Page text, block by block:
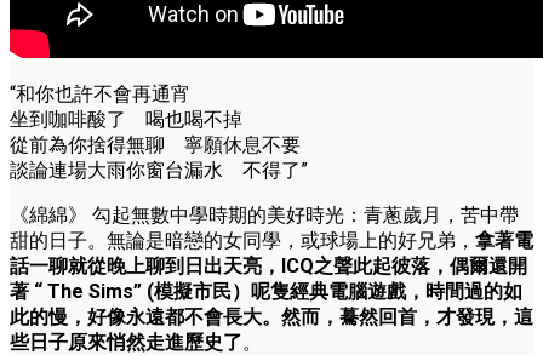
“和你也許不會再通宵
坐到咖啡酸了 喝也喝不掉
從前為你捨得無聊 寧願休息不要
談論連場大雨你窗台漏水 不得了”
《綿綿》 勾起無數中學時期的美好時光：青蔥歲月，苦中帶
甜的日子。無論是暗戀的女同學，或球場上的好兄弟， 拿著電
話一聊就從晚上聊到日出天亮，ICQ之聲此起彼落，偶爾還開
著 “ The Sims” (模擬市民）呢隻經典電腦遊戲，時間過的如
此的慢，好像永遠都不會長大。然而，驀然回首，才發現，這
些日子原來悄然走進歷史了。